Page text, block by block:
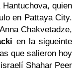
quien
en Pattaya City.
Chakvetadze,
en la sigueinte
que salieron hoy
Shahar Peer